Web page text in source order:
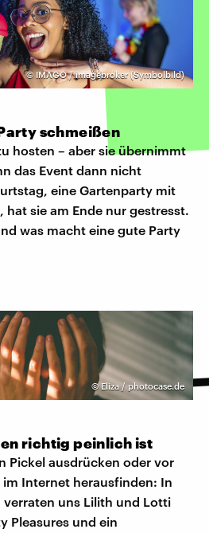
©IMAGO / imagebroker (Symbolbild)
schmeißen
hosten – aber sie übernimmt
das Event dann nicht
eine Gartenparty mit
hat sie am Ende nur gestresst.
was macht eine gute Party
©Eliza / photocase.de
richtig peinlich ist
Pickel ausdrücken oder vor
im Internet herausfinden: In
verraten uns Lilith und Lotti
Pleasures und ein